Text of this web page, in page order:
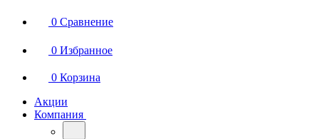
0 Сравнение
0 Избранное
0 Корзина
Акции
Компания